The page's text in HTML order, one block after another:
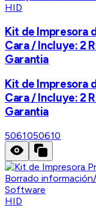
HID
Kit de Impresora
Cara / Incluye: 2
Garantia
Kit de Impresora
Cara / Incluye: 2
Garantia
5061050610
HID